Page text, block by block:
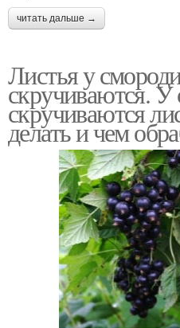
читать дальше →
Листья у
скручиваются.
скручиваются
делать и чем